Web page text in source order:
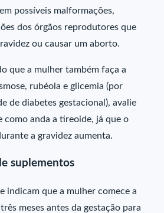
possíveis malformações,
dos órgãos reprodutores que
ou causar um aborto.
que a mulher também faça a
rubéola e glicemia (por
de diabetes gestacional), avalie
como anda a tireoide, já que o
a gravidez aumenta.
suplementos
indicam que a mulher comece a
meses antes da gestação para